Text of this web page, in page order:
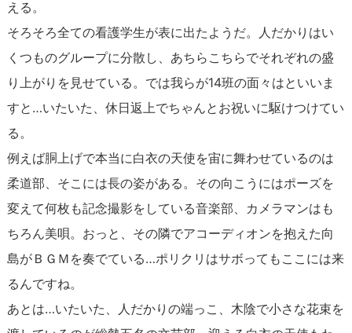
える。
そろそろ全ての看護学生が表に出たようだ。人だかりはい
くつものグループに分散し、あちらこちらでそれぞれの盛
り上がりを見せている。では我らが14班の面々はといいま
すと…いたいた、休日返上でちゃんとお祝いに駆けつけてい
る。
例えば胴上げで本当に白衣の天使を宙に舞わせているのは
柔道部、そこには長の姿がある。その向こうにはポーズを
変えて何枚も記念撮影をしている音楽部、カメラマンはも
ちろん美唄。おっと、その隣でアコーディオンを抱えた向
島がＢＧＭを奏でている…ポリクリはサボってもここには来
るんですね。
あとは…いたいた、人だかりの端っこ、木陰で小さな花束を